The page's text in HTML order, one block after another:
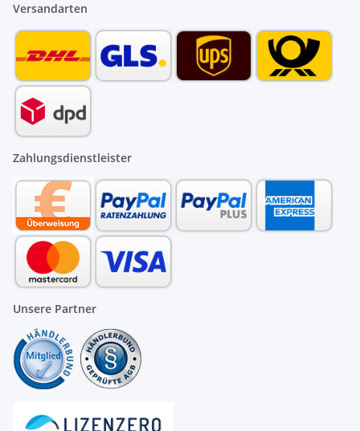
Versandarten
Zahlungsdienstleister
Unsere Partner